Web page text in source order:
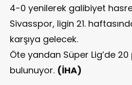
4-0 yenilerek galibiyet
Sivasspor, ligin 21.
karşıya gelecek.
Öte yandan Süper Lig’de
bulunuyor. (İHA)